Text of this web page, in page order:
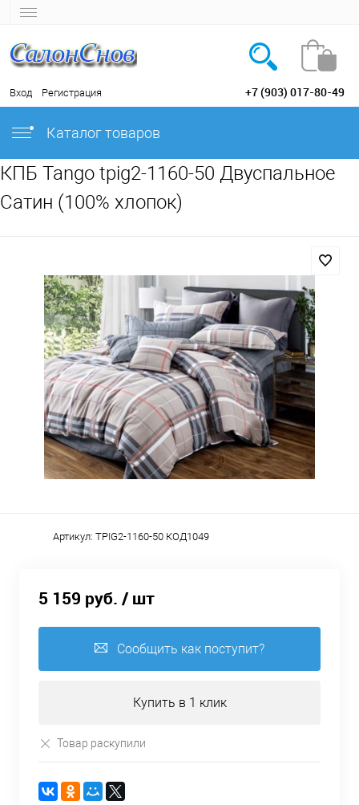
Вход Регистрация +7 (903) 017-80-49
Каталог товаров
КПБ Tango tpig2-1160-50 Двуспальное
Сатин (100% хлопок)
Артикул: TPIG2-1160-50 КОД1049
5 159 руб. / шт
Сообщить как поступит?
Купить в 1 клик
Товар раскупили